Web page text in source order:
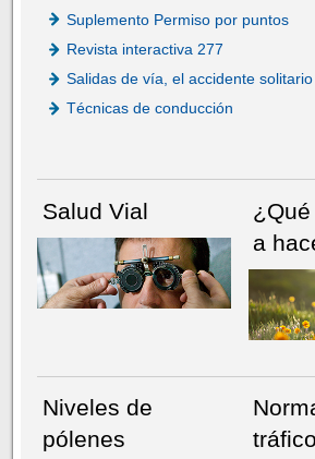
Suplemento Permiso por puntos
Revista interactiva 277
Salidas de vía, el accidente solitario
Técnicas de conducción
Salud Vial
a
Niveles de
pólenes
tráfico